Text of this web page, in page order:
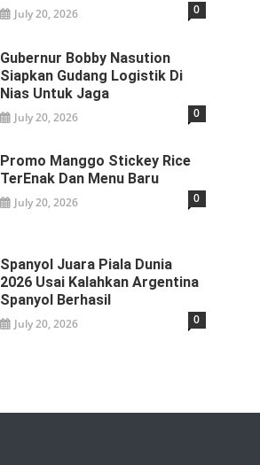
July 20, 2026 0
Gubernur Bobby Nasution
Siapkan Gudang Logistik Di
Nias Untuk Jaga
July 20, 2026 0
Promo Manggo Stickey Rice
TerEnak Dan Menu Baru
July 20, 2026 0
Spanyol Juara Piala Dunia
2026 Usai Kalahkan Argentina
Spanyol Berhasil
July 20, 2026 0